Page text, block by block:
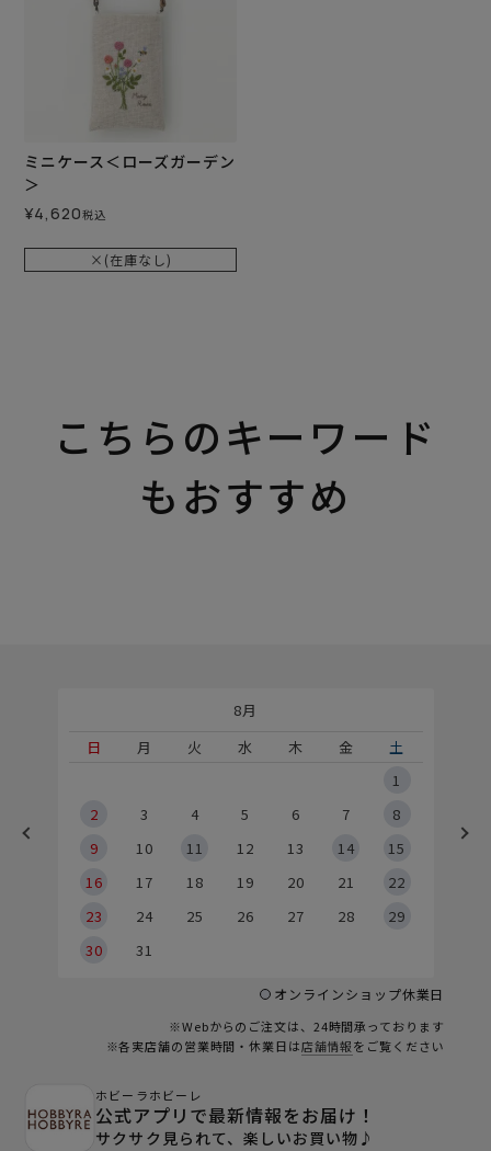
ミニケース＜ローズガーデン
＞
¥4,620税込
×(在庫なし)
こちらのキーワード
もおすすめ
8月
日
月 火 水 木 金
土
1
2
3 4 5 6 7
8
9
10 11 12 13 14
15
16
17 18 19 20 21
22
23
24 25 26 27 28
29
30
31
オンラインショップ休業日
※Webからのご注文は、24時間承っております
※各実店舗の営業時間・休業日は店舗情報をご覧ください
ホビーラホビーレ
公式アプリで最新情報をお届け！
サクサク見られて、楽しいお買い物♪